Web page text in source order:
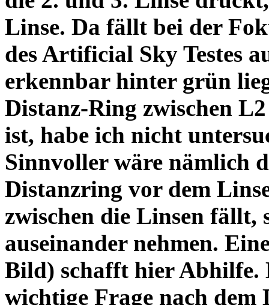
Linse. Da fällt bei der
des Artificial Sky Testes
erkennbar hinter grün
Distanz-Ring zwischen
ist, habe ich nicht
Sinnvoller wäre nämlich
Distanzring vor dem
zwischen die Linsen fällt,
auseinander nehmen.
Bild) schafft hier Abhilfe.
wichtige Frage nach dem